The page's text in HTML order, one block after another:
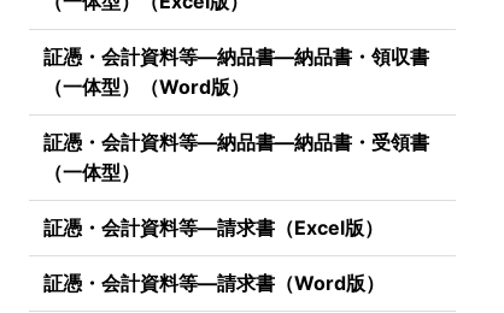
証憑・会計資料等―納品書―納品書・領収書
（一体型）（Word版）
証憑・会計資料等―納品書―納品書・受領書
（一体型）
証憑・会計資料等―請求書（Excel版）
証憑・会計資料等―請求書（Word版）